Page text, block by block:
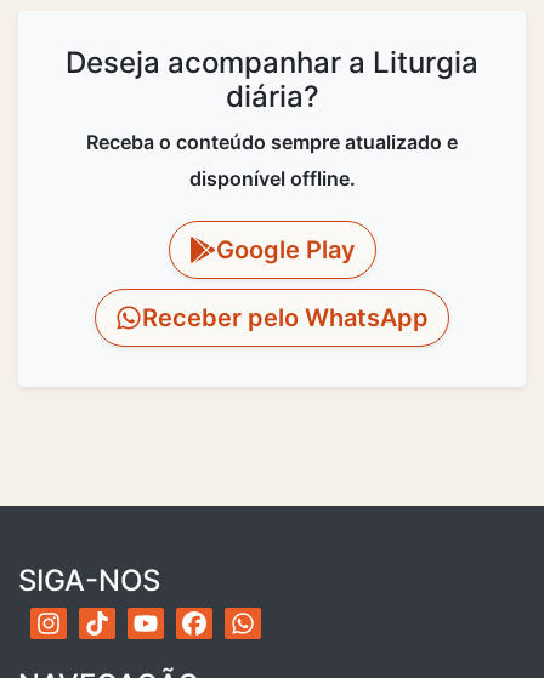
Deseja acompanhar a Liturgia
diária?
Receba o conteúdo sempre atualizado e
disponível offline.
Google Play
Receber pelo WhatsApp
SIGA-NOS